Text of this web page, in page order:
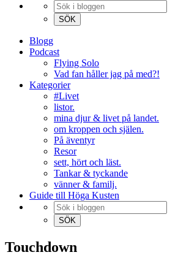
Blogg
Podcast
Flying Solo
Vad fan håller jag på med?!
Kategorier
#Livet
listor.
mina djur & livet på landet.
om kroppen och själen.
På äventyr
Resor
sett, hört och läst.
Tankar & tyckande
vänner & familj.
Guide till Höga Kusten
Touchdown